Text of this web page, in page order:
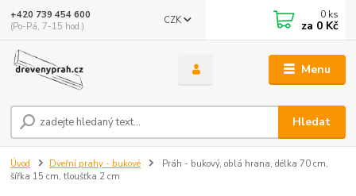
Menu
CZK
Hledat
+420 739 454 600
(Po-Pá, 7-15 hod.)
0 ks
za 0 Kč
Úvod Dveřní prahy - bukové
Práh - bukový, oblá hrana, délka 70 cm,
šířka 15 cm, tloušťka 2 cm